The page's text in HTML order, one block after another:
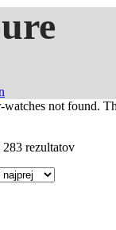
not found.
rezultatov